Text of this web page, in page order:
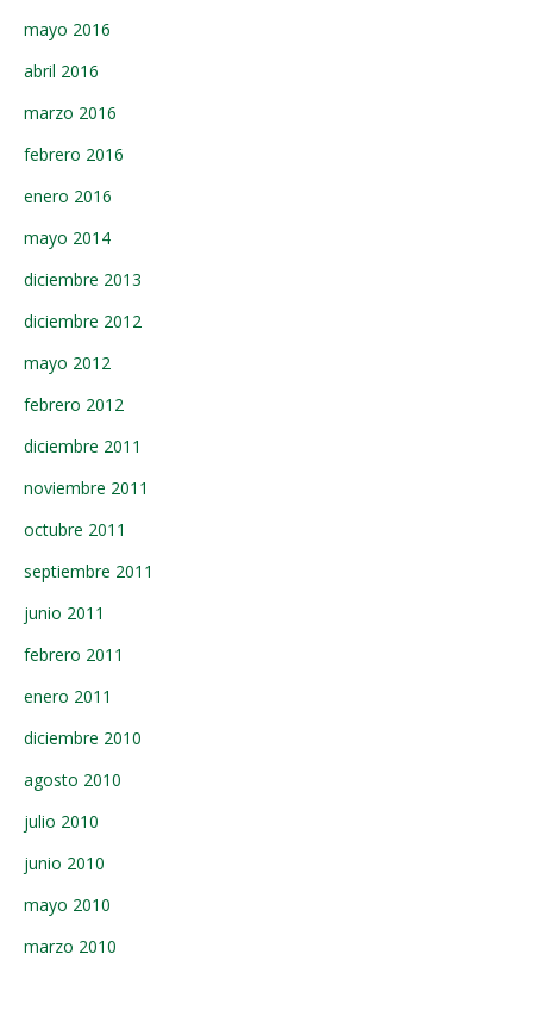
mayo 2016
abril 2016
marzo 2016
febrero 2016
enero 2016
mayo 2014
diciembre 2013
diciembre 2012
mayo 2012
febrero 2012
diciembre 2011
noviembre 2011
octubre 2011
septiembre 2011
junio 2011
febrero 2011
enero 2011
diciembre 2010
agosto 2010
julio 2010
junio 2010
mayo 2010
marzo 2010